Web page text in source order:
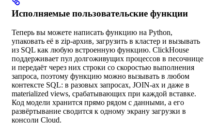
Исполняемые пользовательские функции
Теперь вы можете написать функцию на Python,
упаковать её в zip-архив, загрузить в кластер и вызывать
из SQL как любую встроенную функцию. ClickHouse
поддерживает пул долгоживущих процессов в песочнице
и передаёт через них строки со скоростью выполнения
запроса, поэтому функцию можно вызывать в любом
контексте SQL: в разовых запросах, JOIN-ах и даже в
materialized views, срабатывающих при каждой вставке.
Код модели хранится прямо рядом с данными, а его
развёртывание сводится к одному экрану загрузки в
консоли Cloud.